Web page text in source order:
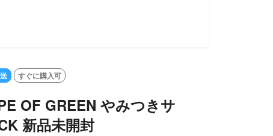
すぐに購入可
OF GREEN やみつきサ
新品未開封